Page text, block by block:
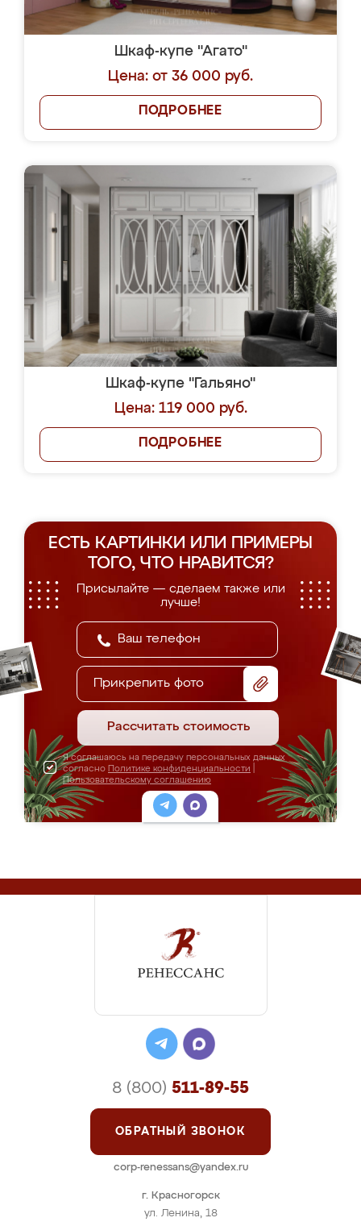
Шкаф-купе "Агато"
Цена: от 36 000 руб.
ПОДРОБНЕЕ
Шкаф-купе "Гальяно"
Цена: 119 000 руб.
ПОДРОБНЕЕ
ЕСТЬ КАРТИНКИ ИЛИ ПРИМЕРЫ
ТОГО, ЧТО НРАВИТСЯ?
Присылайте — сделаем также или
лучше!
Прикрепить фото
Рассчитать стоимость
Я соглашаюсь на передачу персональных данных
согласно Политике конфиденциальности
Пользовательскому соглашению
г. Красногорск
ул. Ленина, 18
8 (800) 511-89-55
ОБРАТНЫЙ ЗВОНОК
corp-renessans@yandex.ru